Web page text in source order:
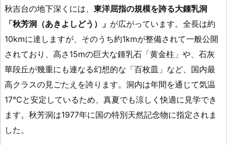
秋吉台の地下深くには、 東洋屈指の規模を誇る大鍾乳洞
「秋芳洞（あきよしどう）」 が広がっています。全長は約
10kmに達しますが、そのうち約1kmが整備されて一般公開
されており、高さ15mの巨大な鍾乳石「黄金柱」や、石灰
華段丘が幾重にも連なる幻想的な「百枚皿」など、国内最
高クラスの見ごたえを誇ります。洞内は年間を通じて気温
17℃と安定しているため、真夏でも涼しく快適に見学でき
ます。秋芳洞は1977年に国の特別天然記念物に指定されま
した。